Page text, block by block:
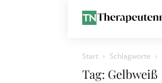
Start Schlagworte
Tag: Gelbweiß